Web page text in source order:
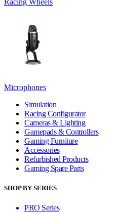
Microphones
Simulation
Racing Configurator
Cameras & Lighting
Gamepads & Controllers
Gaming Furniture
Accessories
Refurbished Products
Gaming Spare Parts
SHOP BY SERIES
PRO Series